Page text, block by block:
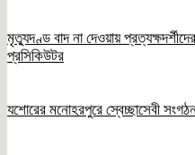
মৃত্যুদণ্ড বাদ না দেওয়ায়
প্রসিকিউটর
যশোরের মনোহরপুরে স্বেচ্ছাসেবী